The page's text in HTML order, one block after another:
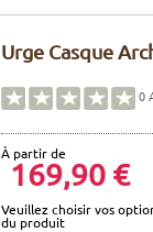
Urge Casque
0
À partir de
169,90 €
Veuillez choisir vos
du produit